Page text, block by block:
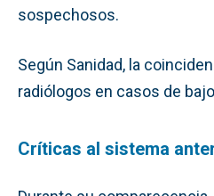
sospechosos.
Según Sanidad, la
radiólogos en casos de
Críticas al sistema